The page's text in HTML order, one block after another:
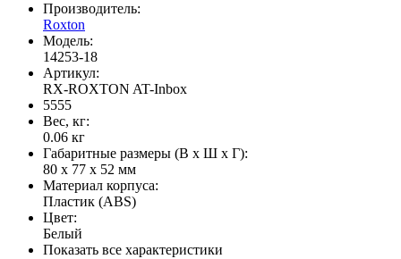
Производитель:
Roxton
Модель:
14253-18
Артикул:
RX-ROXTON AT-Inbox
5555
Вес, кг:
0.06 кг
Габаритные размеры (В х Ш х Г):
80 х 77 х 52 мм
Материал корпуса:
Пластик (ABS)
Цвет:
Белый
Показать все характеристики